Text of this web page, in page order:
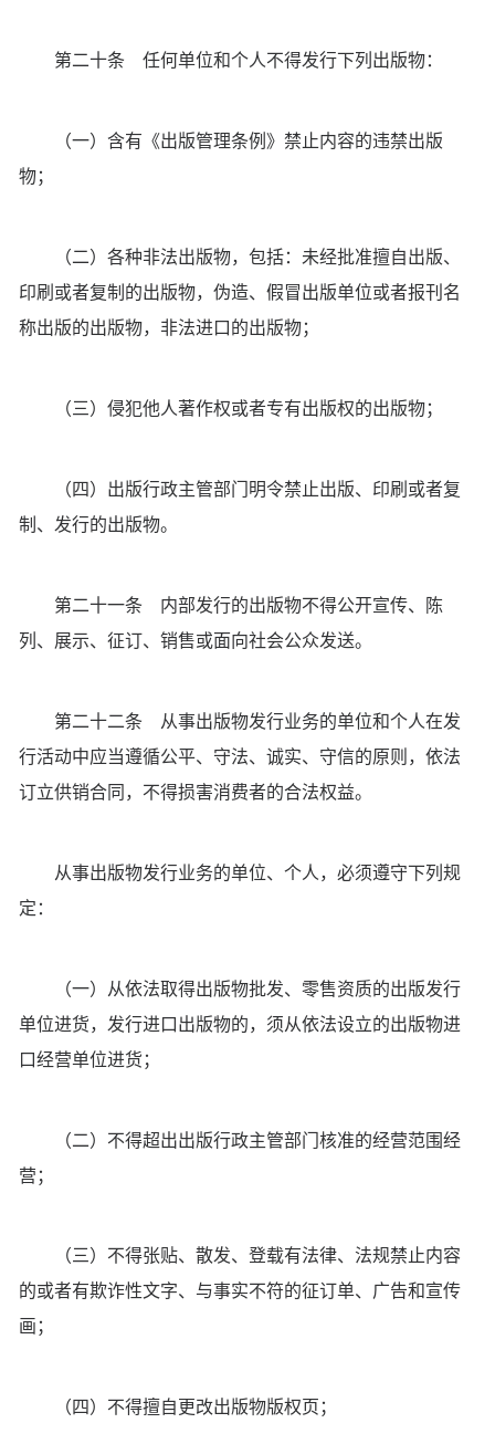
第二十条 任何单位和个人不得发行下列出版物：
（一）含有《出版管理条例》禁止内容的违禁出版
物；
（二）各种非法出版物，包括：未经批准擅自出版、
印刷或者复制的出版物，伪造、假冒出版单位或者报刊名
称出版的出版物，非法进口的出版物；
（三）侵犯他人著作权或者专有出版权的出版物；
（四）出版行政主管部门明令禁止出版、印刷或者复
制、发行的出版物。
第二十一条 内部发行的出版物不得公开宣传、陈
列、展示、征订、销售或面向社会公众发送。
第二十二条 从事出版物发行业务的单位和个人在发
行活动中应当遵循公平、守法、诚实、守信的原则，依法
订立供销合同，不得损害消费者的合法权益。
从事出版物发行业务的单位、个人，必须遵守下列规
定：
（一）从依法取得出版物批发、零售资质的出版发行
单位进货，发行进口出版物的，须从依法设立的出版物进
口经营单位进货；
（二）不得超出出版行政主管部门核准的经营范围经
营；
（三）不得张贴、散发、登载有法律、法规禁止内容
的或者有欺诈性文字、与事实不符的征订单、广告和宣传
画；
（四）不得擅自更改出版物版权页；